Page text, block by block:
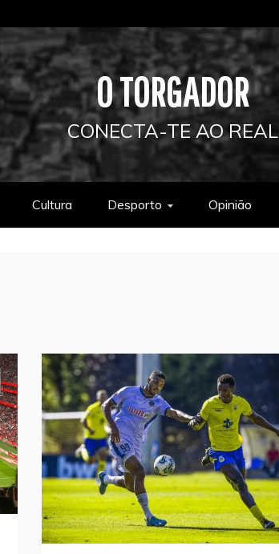
O TORGADOR
CONECTA-TE AO REAL
Cultura Desporto Opinião